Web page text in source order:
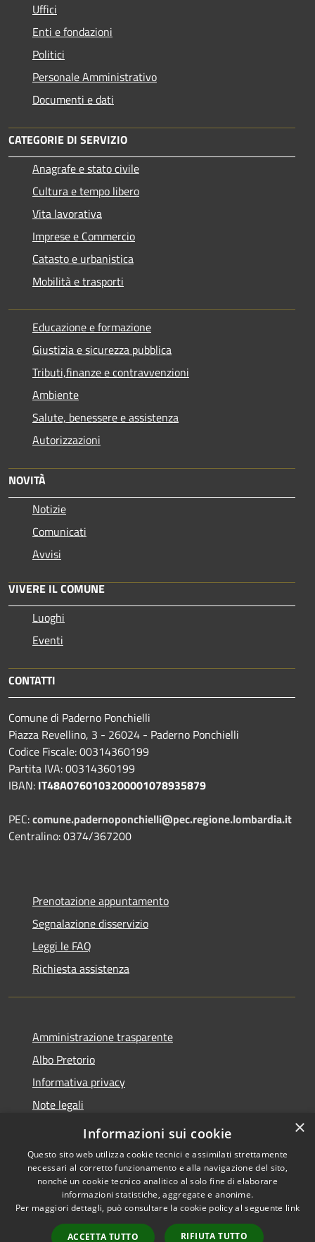
Uffici
Enti e fondazioni
Politici
Personale Amministrativo
Documenti e dati
CATEGORIE DI SERVIZIO
Anagrafe e stato civile
Cultura e tempo libero
Vita lavorativa
Imprese e Commercio
Catasto e urbanistica
Mobilità e trasporti
Educazione e formazione
Giustizia e sicurezza pubblica
Tributi,finanze e contravvenzioni
Ambiente
Salute, benessere e assistenza
Autorizzazioni
NOVITÀ
Notizie
Comunicati
Avvisi
VIVERE IL COMUNE
Luoghi
Eventi
CONTATTI
Comune di Paderno Ponchielli
Piazza Revellino, 3 - 26024 - Paderno Ponchielli
Codice Fiscale: 00314360199
Partita IVA: 00314360199
IBAN: IT48A0760103200001078935879
PEC:comune.padernoponchielli@pec.regione.lombardia.it
Centralino: 0374/367200
Prenotazione appuntamento
Segnalazione disservizio
Leggi le FAQ
Richiesta assistenza
Amministrazione trasparente
Albo Pretorio
Informativa privacy
Note legali
Dichiarazione di accessibilità 2025
Accessibilità
Copyright © 2026 • Comune di
Paderno Ponchielli • Powered
byMunicipium Accesso
×
Informazioni sui cookie
Questo sito web utilizza cookie tecnici e assimilati strettamente
necessari al corretto funzionamento e alla navigazione del sito,
nonché un cookie tecnico analitico al solo fine di elaborare
informazioni statistiche, aggregate e anonime.
Per maggiori dettagli, può consultare la cookie policy al seguente link
ACCETTA TUTTO RIFIUTA TUTTO